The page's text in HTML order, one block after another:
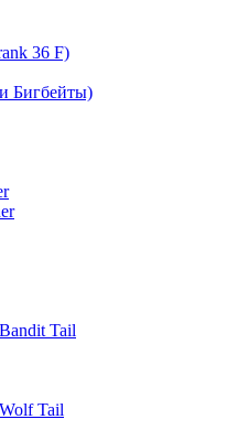
36 F)
Бигбейты)
Tail
Tail